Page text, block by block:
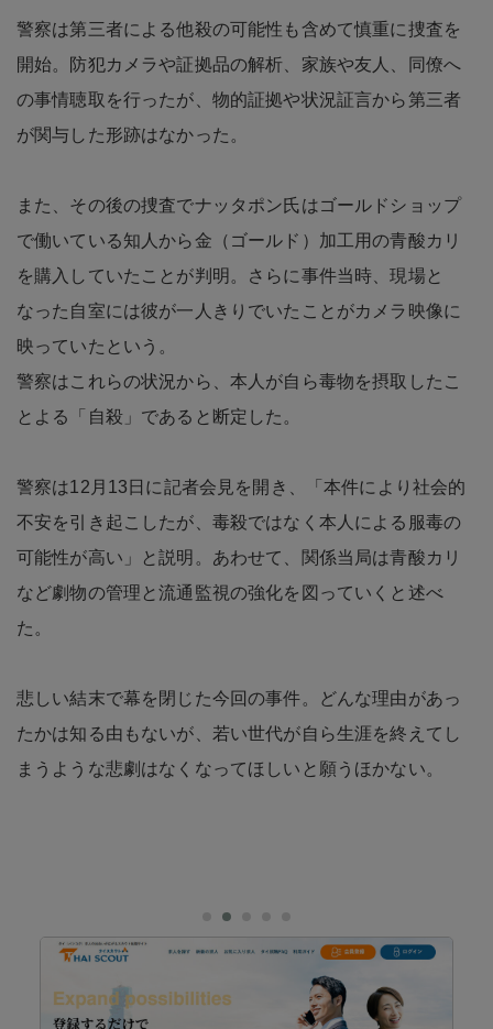
警察は第三者による他殺の可能性も含めて慎重に捜査を
開始。防犯カメラや証拠品の解析、家族や友人、同僚へ
の事情聴取を行ったが、物的証拠や状況証言から第三者
が関与した形跡はなかった。
また、その後の捜査でナッタポン氏はゴールドショップ
で働いている知人から金（ゴールド）加工用の青酸カリ
を購入していたことが判明。さらに事件当時、現場と
なった自室には彼が一人きりでいたことがカメラ映像に
映っていたという。
警察はこれらの状況から、本人が自ら毒物を摂取したこ
とよる「自殺」であると断定した。
警察は12月13日に記者会見を開き、「本件により社会的
不安を引き起こしたが、毒殺ではなく本人による服毒の
可能性が高い」と説明。あわせて、関係当局は青酸カリ
など劇物の管理と流通監視の強化を図っていくと述べ
た。
悲しい結末で幕を閉じた今回の事件。どんな理由があっ
たかは知る由もないが、若い世代が自ら生涯を終えてし
まうような悲劇はなくなってほしいと願うほかない。